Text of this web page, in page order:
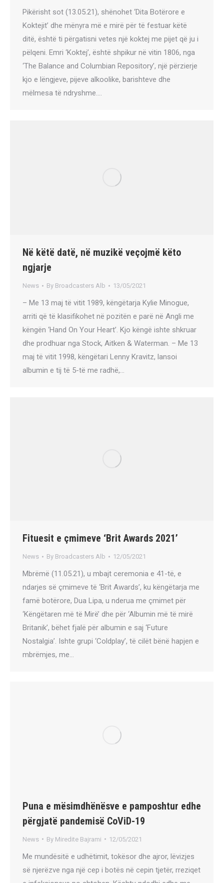
Pikërisht sot (13.05.21), shënohet ‘Dita Botërore e
Koktejit’ dhe mënyra më e mirë për të festuar këtë
ditë, është ti përgatisni vetes një koktej me pijet që ju i
pëlqeni. Emri ‘Koktej’, është shpikur në vitin 1806, nga
‘The Balance and Columbian Repository’, një përzierje
kjo e lëngjeve, pijeve alkoolike, barishteve dhe
mëlmesa të ndryshme.…
Në këtë datë, në muzikë veçojmë këto
ngjarje
News By Broadcasters Alb 13/05/2021
– Me 13 maj të vitit 1989, këngëtarja Kylie Minogue,
arriti që të klasifikohet në pozitën e parë në Angli me
këngën ‘Hand On Your Heart’. Kjo këngë ishte shkruar
dhe prodhuar nga Stock, Aitken & Waterman. – Me 13
maj të vitit 1998, këngëtari Lenny Kravitz, lansoi
albumin e tij të 5-të me radhë,…
Fituesit e çmimeve ‘Brit Awards 2021’
News By Broadcasters Alb 12/05/2021
Mbrëmë (11.05.21), u mbajt ceremonia e 41-të, e
ndarjes së çmimeve të ‘Brit Awards’, ku këngëtarja me
famë botërore, Dua Lipa, u nderua me çmimet për
‘Këngëtaren më të Mirë’ dhe për ‘Albumin më të mirë
Britanik’, bëhet fjalë për albumin e saj ‘Future
Nostalgia’. Ishte grupi ‘Coldplay’, të cilët bënë hapjen e
mbrëmjes, me…
Puna e mësimdhënësve e pamposhtur edhe
përgjatë pandemisë CoViD-19
News By Miredite Bajrami 12/05/2021
Me mundësitë e udhëtimit, tokësor dhe ajror, lëvizjes
së njerëzve nga një cep i botës në cepin tjetër, rreziqet